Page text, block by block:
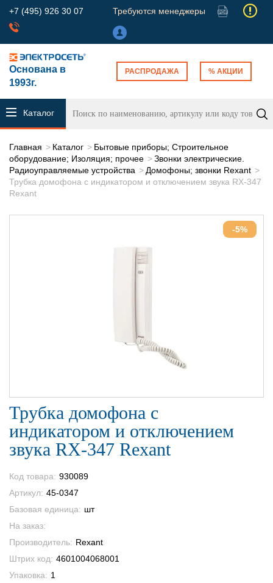
+7 (495) 926 30 07 Требуются менеджеры
Основана в
1993г.
РАСПРОДАЖА % АКЦИИ
Каталог
Главная Каталог
Бытовые приборы; Строительное
оборудование; Изоляция; прочее
Звонки электрические.
Радиоуправляемые устройства
Домофоны; звонки Rexant
Трубка домофона с индикатором и отключением звука RX-347
Rexant
-5%
Трубка домофона с
индикатором и отключением
звука RX-347 Rexant
Код товара: 930089
Артикул: 45-0347
Базовая единица: шт
На заказ:
Производитель: Rexant
Штрих код: 4601004068001
Упаковка: 1